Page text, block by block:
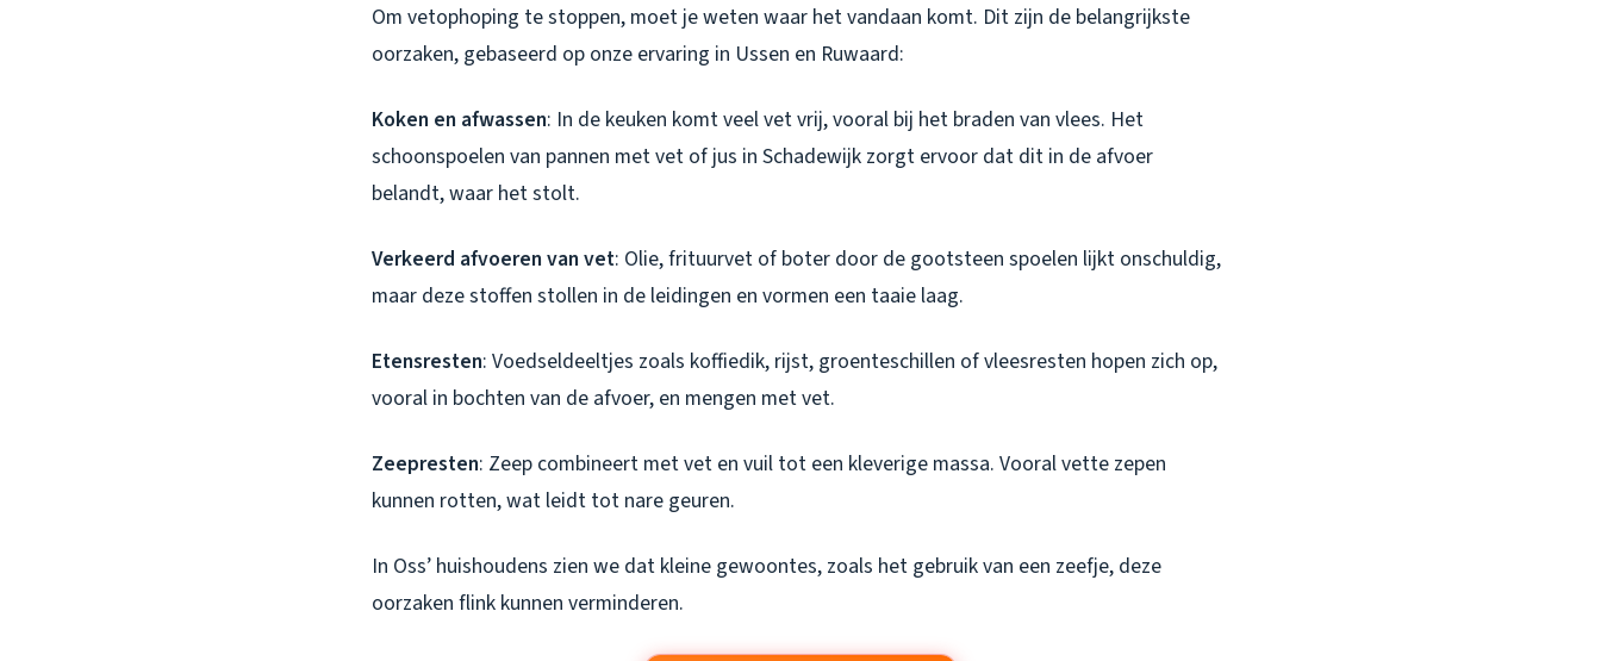
Om vetophoping te stoppen, moet je weten waar het vandaan komt. Dit zijn de belangrijkste
oorzaken, gebaseerd op onze ervaring in Ussen en Ruwaard:
Koken en afwassen: In de keuken komt veel vet vrij, vooral bij het braden van vlees. Het
schoonspoelen van pannen met vet of jus in Schadewijk zorgt ervoor dat dit in de afvoer
belandt, waar het stolt.
Verkeerd afvoeren van vet: Olie, frituurvet of boter door de gootsteen spoelen lijkt onschuldig,
maar deze stoffen stollen in de leidingen en vormen een taaie laag.
Etensresten: Voedseldeeltjes zoals koffiedik, rijst, groenteschillen of vleesresten hopen zich op,
vooral in bochten van de afvoer, en mengen met vet.
Zeepresten: Zeep combineert met vet en vuil tot een kleverige massa. Vooral vette zepen
kunnen rotten, wat leidt tot nare geuren.
In Oss’ huishoudens zien we dat kleine gewoontes, zoals het gebruik van een zeefje, deze
oorzaken flink kunnen verminderen.